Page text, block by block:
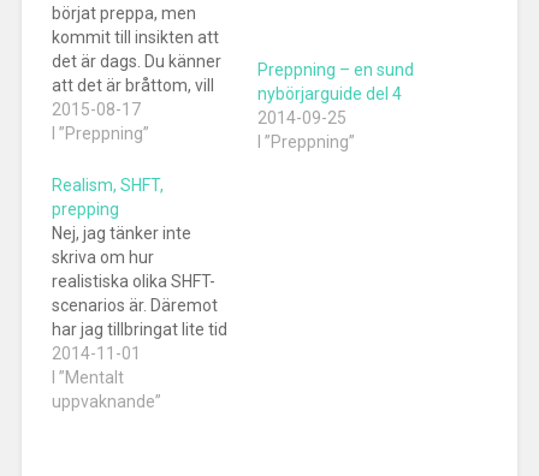
börjat preppa, men
kommit till insikten att
det är dags. Du känner
att det är bråttom, vill
göra allt på en gång,
men det är så mycket
höger och vänster, EDC,
BOB, BOL, vattenrening,
skydd, värme, mat,
knivar, väskor! Vart…
2015-08-17
I ”Preppning”
Preppning – en sund
nybörjarguide del 4
2014-09-25
I ”Preppning”
Realism, SHFT,
prepping
Nej, jag tänker inte
skriva om hur
realistiska olika SHFT-
scenarios är. Däremot
har jag tillbringat lite tid
på Youtube för att göra
research. Kanske mest
för att få infall från
2014-11-01
I ”Mentalt
uppvaknande”